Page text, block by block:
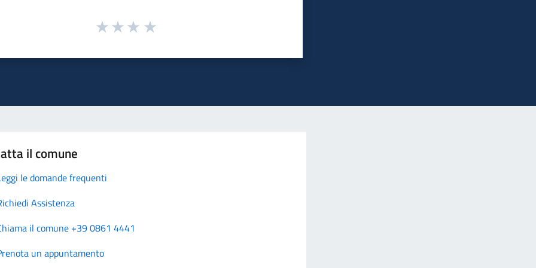
il comune
le domande frequenti
Assistenza
il comune +39 0861 4441
un appuntamento